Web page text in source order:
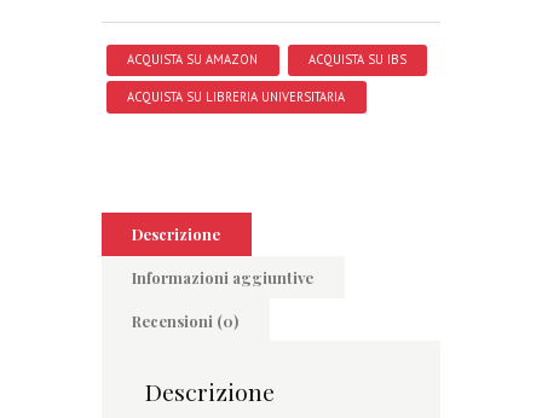
ACQUISTA SU AMAZON ACQUISTA SU IBS
ACQUISTA SU LIBRERIA UNIVERSITARIA
Descrizione
Informazioni aggiuntive
Recensioni (0)
Descrizione